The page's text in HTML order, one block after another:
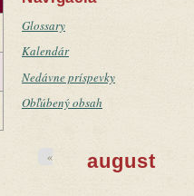
Glossary
Kalendár
Nedávne príspevky
Obľúbený obsah
august
«